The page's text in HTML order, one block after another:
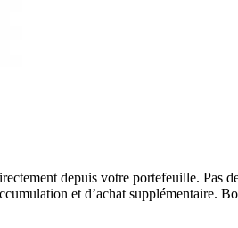
depuis votre portefeuille. Pas
et d’achat supplémentaire.